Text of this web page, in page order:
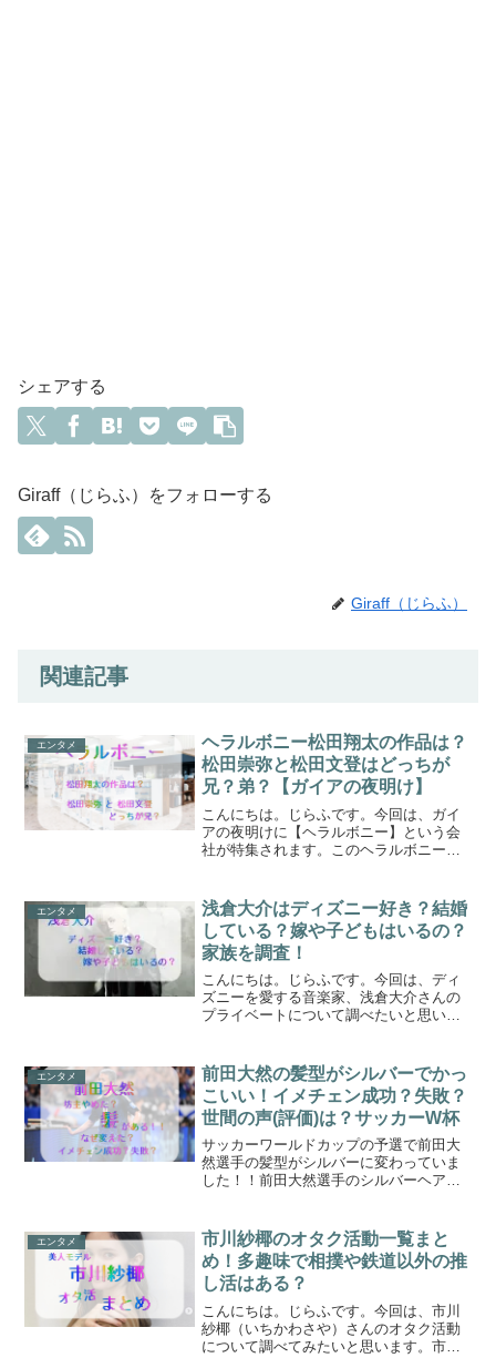
シェアする
Giraff（じらふ）をフォローする
Giraff（じらふ）
関連記事
エンタメ
ヘラルボニー松田翔太の作品は？
松田崇弥と松田文登はどっちが
兄？弟？【ガイアの夜明け】
こんにちは。じらふです。今回は、ガイ
アの夜明けに【ヘラルボニー】という会
社が特集されます。このヘラルボニー
田兄弟の兄、松田翔太さんが小学生の時
に書いていた謎の言葉「ヘラ...
エンタメ
浅倉大介はディズニー好き？結婚
している？嫁や子どもはいるの？
家族を調査！
こんにちは。じらふです。今回は、ディ
ズニーを愛する音楽家、浅倉大介さんの
プライベートについて調べたいと思いま
子どもなど、浅倉さんの家族についてを
調査したいとおもいます！...
エンタメ
前田大然の髪型がシルバーでかっ
こいい！イメチェン成功？失敗？
世間の声(評価)は？サッカーW杯
サッカーワールドカップの予選で前田大
然選手の髪型がシルバーに変わっていま
した！！前田大然選手のシルバーヘア
成功ではないでしょうか！？W杯でイメ
チェンをした前田大然選手の...
エンタメ
市川紗椰のオタク活動一覧まと
め！多趣味で相撲や鉄道以外の推
し活はある？
こんにちは。じらふです。今回は、市川
紗椰（いちかわさや）さんのオタク活動
について調べてみたいと思います。市川